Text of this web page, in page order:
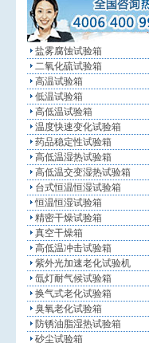
盐雾腐蚀试验箱
二氧化硫试验箱
高温试验箱
低温试验箱
高低温试验箱
温度快速变化试验箱
药品稳定性试验箱
高低温湿热试验箱
高低温交变湿热试验箱
台式恒温恒湿试验箱
恒温恒湿试验箱
精密干燥试验箱
真空干燥箱
高低温冲击试验箱
紫外光加速老化试验机
氙灯耐气候试验箱
换气式老化试验箱
臭氧老化试验箱
防锈油脂湿热试验箱
砂尘试验箱